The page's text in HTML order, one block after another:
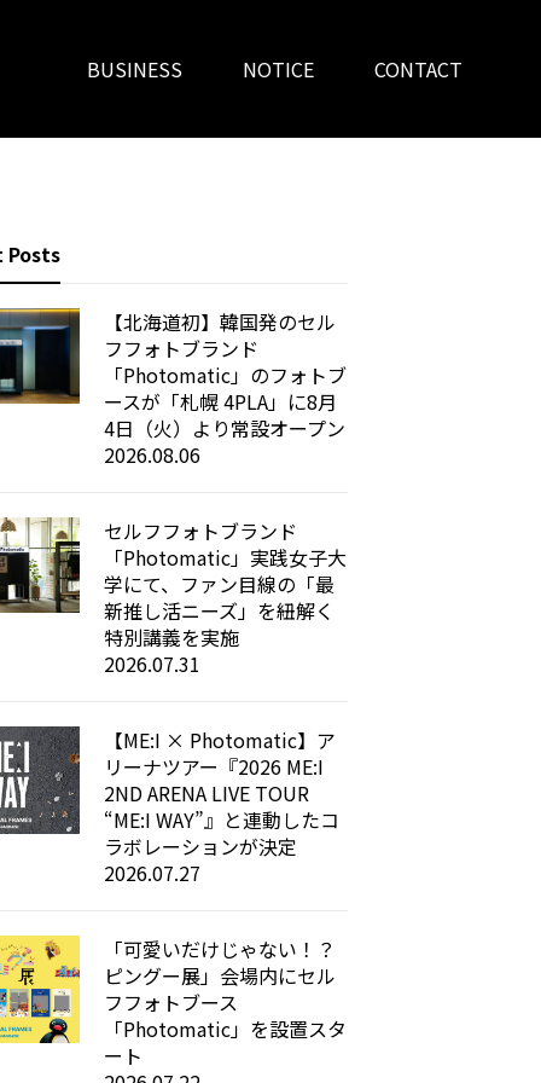
BUSINESS NOTICE CONTACT
Posts
【北海道初】韓国発のセル
フフォトブランド
「Photomatic」のフォトブ
ースが「札幌 4PLA」に8月
4日（火）より常設オープン
2026.08.06
セルフフォトブランド
「Photomatic」実践女子大
学にて、ファン目線の「最
新推し活ニーズ」を紐解く
特別講義を実施
2026.07.31
【ME:I × Photomatic】ア
リーナツアー『2026 ME:I
2ND ARENA LIVE TOUR
“ME:I WAY”』と連動したコ
ラボレーションが決定
2026.07.27
「可愛いだけじゃない！？
ピングー展」会場内にセル
フフォトブース
「Photomatic」を設置スタ
ート